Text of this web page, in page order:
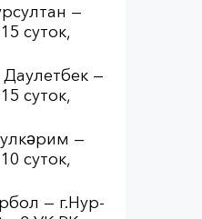
—
суток,
—
суток,
—
суток,
— г.Нур-